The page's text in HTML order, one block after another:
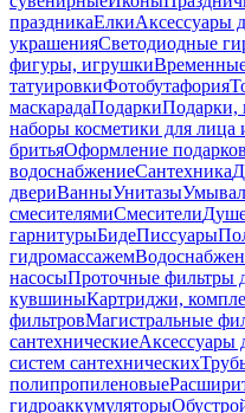
праздникаЕлкиАксессуары
украшенияСветодиодные
фигуры, игрушки
татуировкиФотобутафория
маскарадаПодаркиПодарки,
наборы косметики для лица
бритьяОформление подарков
водоснабжениеСантехника
двериВанныУнитазы
смесителямиСмесители
гарнитурыБидеПиссуары
гидромассажем
насосыПроточные фильтры
кувшиныКартриджи,
фильтровМагистральные
сантехническиеАксессуары
систем сантехнических
полипропиленовые
гидроаккумуляторы